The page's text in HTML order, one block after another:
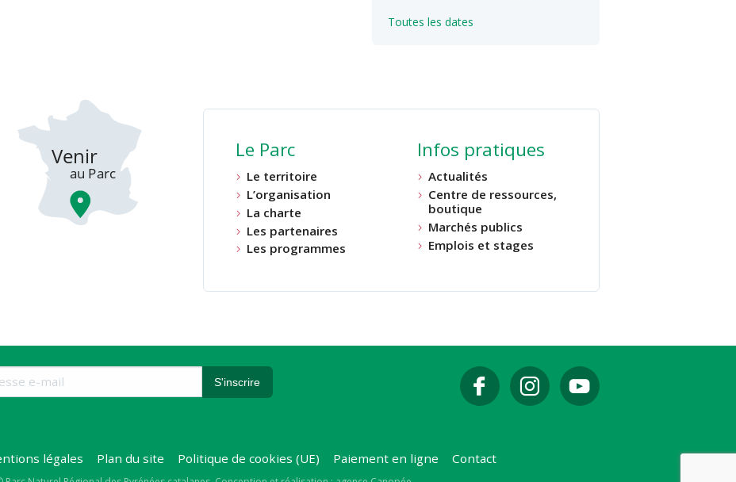
Toutes les dates
Le Parc
Le territoire
L’organisation
La charte
Les partenaires
Les programmes
Infos pratiques
Actualités
Centre de ressources,
boutique
Marchés publics
Emplois et stages
légales Plan du site Politique de cookies (UE) Paiement en ligne Contact